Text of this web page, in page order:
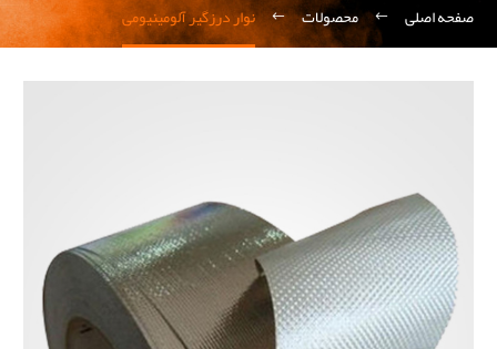
صفحه اصلی محصولات نوار درزگیر آلومینیومی